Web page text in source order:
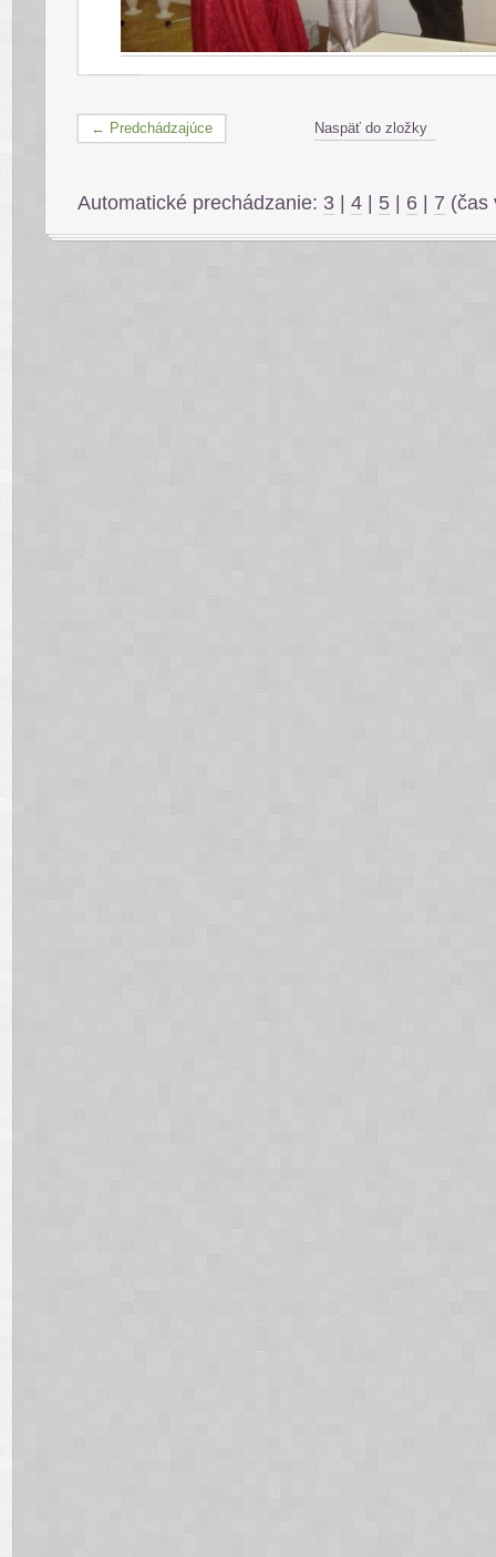
← Predchádzajúce Naspäť do zložky
Automatické prechádzanie: 3 4 5 6 7 (čas